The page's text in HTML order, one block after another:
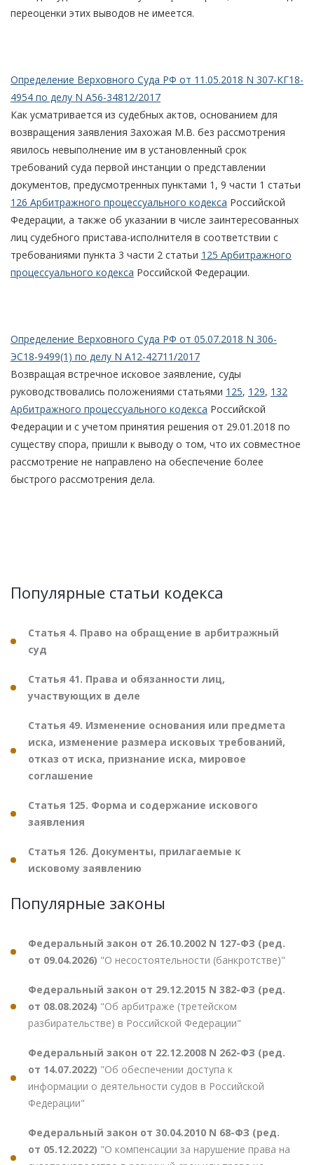
переоценки этих выводов не имеется.
Определение Верховного Суда РФ от 11.05.2018 N 307-КГ18-
4954 по делу N А56-34812/2017
Как усматривается из судебных актов, основанием для
возвращения заявления Захожая М.В. без рассмотрения
явилось невыполнение им в установленный срок
требований суда первой инстанции о представлении
документов, предусмотренных пунктами 1, 9 части 1 статьи
126 Арбитражного процессуального кодекса Российской
Федерации, а также об указании в числе заинтересованных
лиц судебного пристава-исполнителя в соответствии с
требованиями пункта 3 части 2 статьи 125 Арбитражного
процессуального кодекса Российской Федерации.
Определение Верховного Суда РФ от 05.07.2018 N 306-
ЭС18-9499(1) по делу N А12-42711/2017
Возвращая встречное исковое заявление, суды
руководствовались положениями статьями 125, 129, 132
Арбитражного процессуального кодекса Российской
Федерации и с учетом принятия решения от 29.01.2018 по
существу спора, пришли к выводу о том, что их совместное
рассмотрение не направлено на обеспечение более
быстрого рассмотрения дела.
Популярные статьи кодекса
Статья 4. Право на обращение в арбитражный
суд
Статья 41. Права и обязанности лиц,
участвующих в деле
Статья 49. Изменение основания или предмета
иска, изменение размера исковых требований,
отказ от иска, признание иска, мировое
соглашение
Статья 125. Форма и содержание искового
заявления
Статья 126. Документы, прилагаемые к
исковому заявлению
Популярные законы
Федеральный закон от 26.10.2002 N 127-ФЗ (ред.
от 09.04.2026) "О несостоятельности (банкротстве)"
Федеральный закон от 29.12.2015 N 382-ФЗ (ред.
от 08.08.2024) "Об арбитраже (третейском
разбирательстве) в Российской Федерации"
Федеральный закон от 22.12.2008 N 262-ФЗ (ред.
от 14.07.2022) "Об обеспечении доступа к
информации о деятельности судов в Российской
Федерации"
Федеральный закон от 30.04.2010 N 68-ФЗ (ред.
от 05.12.2022) "О компенсации за нарушение права на